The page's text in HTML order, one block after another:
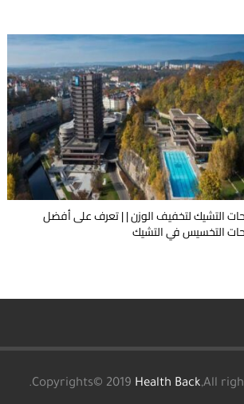
التشيك لتخفيف الوزن | | تعرف على أفضل
التخسيس في التشيك
Copyrights© 2019 Health Back,All